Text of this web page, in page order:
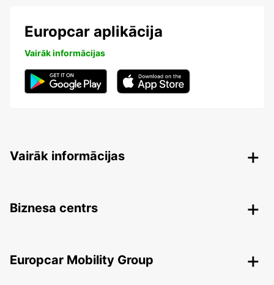
Europcar aplikācija
Vairāk informācijas
Vairāk informācijas
Biznesa centrs
Europcar Mobility Group